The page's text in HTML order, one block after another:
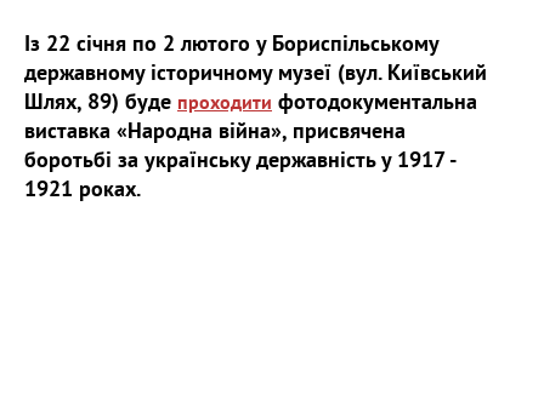
Із 22 січня по 2 лютого у Бориспільському
державному історичному музеї (вул. Київський
Шлях, 89) буде проходити фотодокументальна
виставка «Народна війна», присвячена
боротьбі за українську державність у 1917 -
1921 роках.